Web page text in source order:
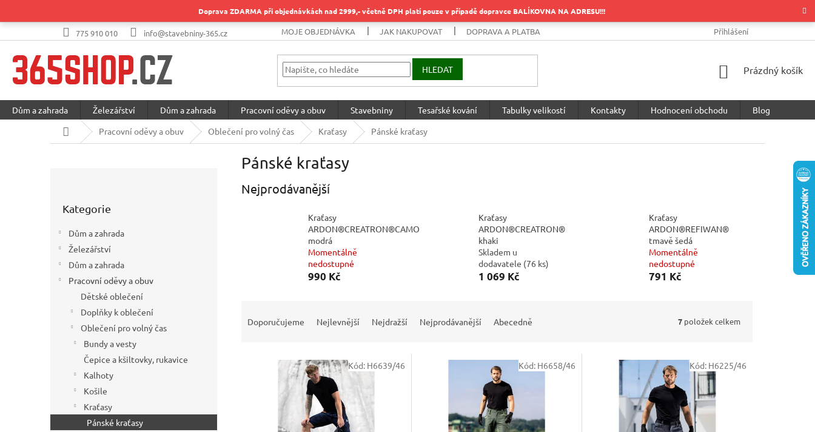
Doprava ZDARMA při objednávkách nad 2999,- včetně DPH platí pouze v případě dopravce BALÍKOVNA NA ADRESU!!!
775 910 010 info@stavebniny-365.cz MOJE OBJEDNÁVKA JAK NAKUPOVAT DOPRAVA A PLATBA PODMÍNKY OCHRANY OSOBNÍCH
Přihlášení
HLEDAT
NÁKUPNÍ
Prázdný košík
Dům a zahrada Železářství Dům a zahrada Pracovní oděvy a obuv Stavebniny Tesařské kování Tabulky velikostí Kontakty Hodnocení obchodu
Blog
Domů
Pracovní oděvy a obuv Oblečení pro volný čas Kraťasy Pánské kraťasy
kategorie
Kategorie
Dům a zahrada
Železářství
Dům a zahrada
Pracovní oděvy a obuv
Dětské oblečení
Doplňky k oblečení
Oblečení pro volný čas
Bundy a vesty
Čepice a kšiltovky, rukavice
Kalhoty
Košile
Kraťasy
Pánské kraťasy
Pánské kraťasy
Nejprodávanější
Kraťasy
ARDON®CREATRON®CAMO
modrá
Momentálně
nedostupné
990 Kč
Kraťasy
ARDON®CREATRON®
khaki
Skladem u
dodavatele (76 ks)
1 069 Kč
Kraťasy
ARDON®REFIWAN®
tmavě šedá
Momentálně
nedostupné
791 Kč
Doporučujeme Nejlevnější Nejdražší Nejprodávanější Abecedně 7 položek celkem
Kód: H6639/46 Kód: H6658/46 Kód: H6225/46